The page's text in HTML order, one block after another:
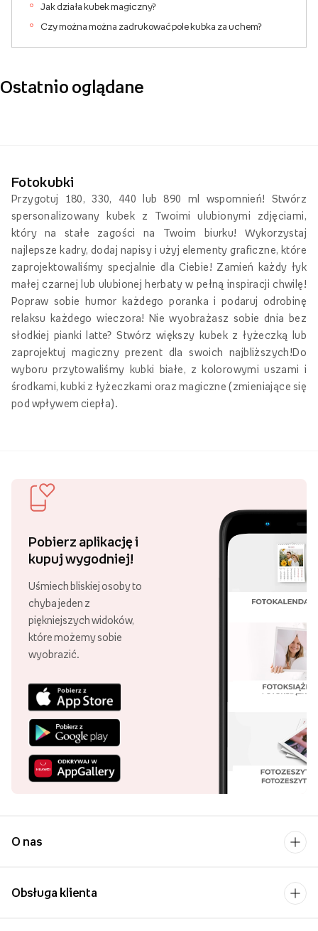
Jak działa kubek magiczny?
Czy można można zadrukować pole kubka za uchem?
Ostatnio oglądane
Fotokubki
Przygotuj 180, 330, 440 lub 890 ml wspomnień! Stwórz
spersonalizowany kubek z Twoimi ulubionymi zdjęciami,
który na stałe zagości na Twoim biurku! Wykorzystaj
najlepsze kadry, dodaj napisy i użyj elementy graficzne, które
zaprojektowaliśmy specjalnie dla Ciebie! Zamień każdy łyk
małej czarnej lub ulubionej herbaty w pełną inspiracji chwilę!
Popraw sobie humor każdego poranka i podaruj odrobinę
relaksu każdego wieczora! Nie wyobrażasz sobie dnia bez
słodkiej pianki latte? Stwórz większy kubek z łyżeczką lub
zaprojektuj magiczny prezent dla swoich najbliższych!Do
wyboru przytowaliśmy kubki białe, z kolorowymi uszami i
środkami, kubki z łyżeczkami oraz magiczne (zmieniające się
pod wpływem ciepła).
Pobierz aplikację i
kupuj wygodniej!
Uśmiech bliskiej osoby to
chyba jeden z
piękniejszych widoków,
które możemy sobie
wyobrazić.
O nas
Obsługa klienta